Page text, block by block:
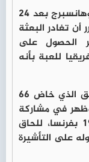
وأقلعت الطائرة المستأجرة من مدينة جوهانسبرج بعد 24
أن تغادر البعثة
الحصول على
للعبة بأنه
وسيضطر مكاليلي، الجناح الدولي السابق الذي خاض 66
وظهر في مشاركة
بلاده الأولى في كأس العالم عام 1998 بفرنسا، للحاق
على التأشيرة